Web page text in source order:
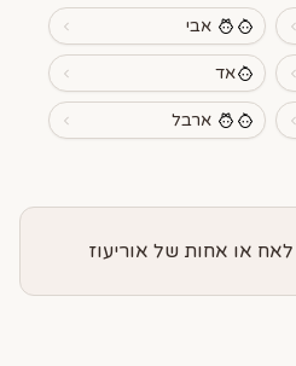
אבי
אד
ארבל
או אחות של אוריעוז